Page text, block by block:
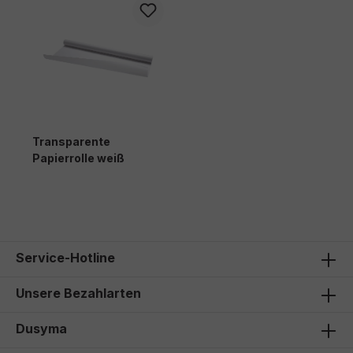
Transparente
Papierrolle weiß
Service-Hotline
Unsere Bezahlarten
Dusyma